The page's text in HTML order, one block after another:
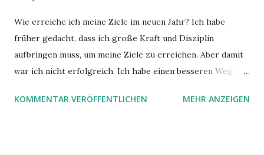
Wie erreiche ich meine Ziele im neuen Jahr? Ich habe
früher gedacht, dass ich große Kraft und Disziplin
aufbringen muss, um meine Ziele zu erreichen. Aber damit
war ich nicht erfolgreich. Ich habe einen besseren Weg in
möchte. Darin habe ich zwei gute Begründungen gefunden,
KOMMENTAR VERÖFFENTLICHEN MEHR ANZEIGEN